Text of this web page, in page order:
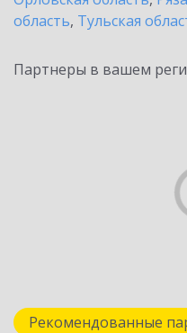
область, Тульская
Партнеры в вашем
Рекомендованные